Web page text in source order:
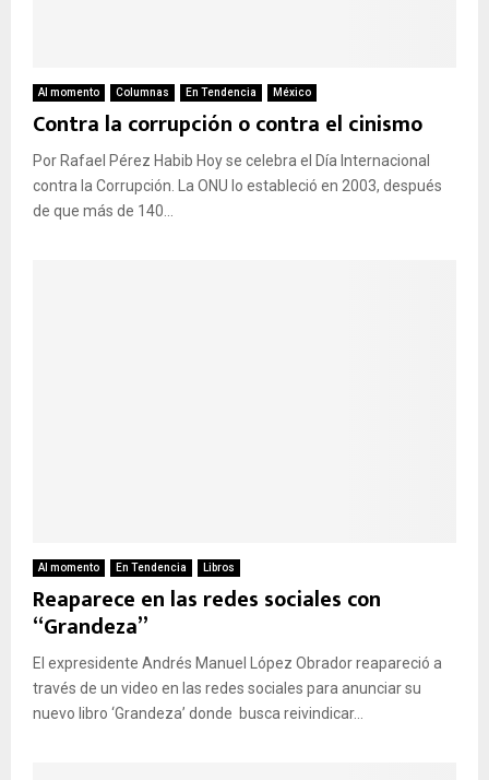
Al momento Columnas En Tendencia México
Contra la corrupción o contra el cinismo
Por Rafael Pérez Habib Hoy se celebra el Día Internacional
contra la Corrupción. La ONU lo estableció en 2003, después
de que más de 140...
Al momento En Tendencia Libros
Reaparece en las redes sociales con
“Grandeza”
El expresidente Andrés Manuel López Obrador reapareció a
través de un video en las redes sociales para anunciar su
nuevo libro ‘Grandeza’ donde busca reivindicar...